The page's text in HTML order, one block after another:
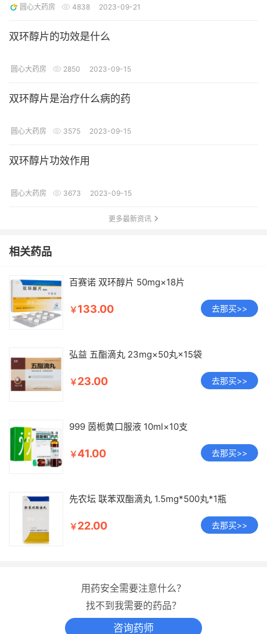
圆心大药房 4838 2023-09-21
双环醇片的功效是什么
圆心大药房 2850 2023-09-15
双环醇片是治疗什么病的药
圆心大药房 3575 2023-09-15
双环醇片功效作用
圆心大药房 3673 2023-09-15
更多最新资讯
相关药品
百赛诺 双环醇片 50mg×18片
￥133.00 去那买>>
弘益 五酯滴丸 23mg×50丸×15袋
￥23.00 去那买>>
999 茵栀黄口服液 10ml×10支
￥41.00 去那买>>
先农坛 联苯双酯滴丸 1.5mg*500丸*1瓶
￥22.00 去那买>>
用药安全需要注意什么？
找不到我需要的药品？
咨询药师